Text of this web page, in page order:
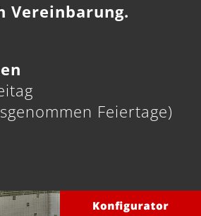
Vereinbarung.
Feiertage)